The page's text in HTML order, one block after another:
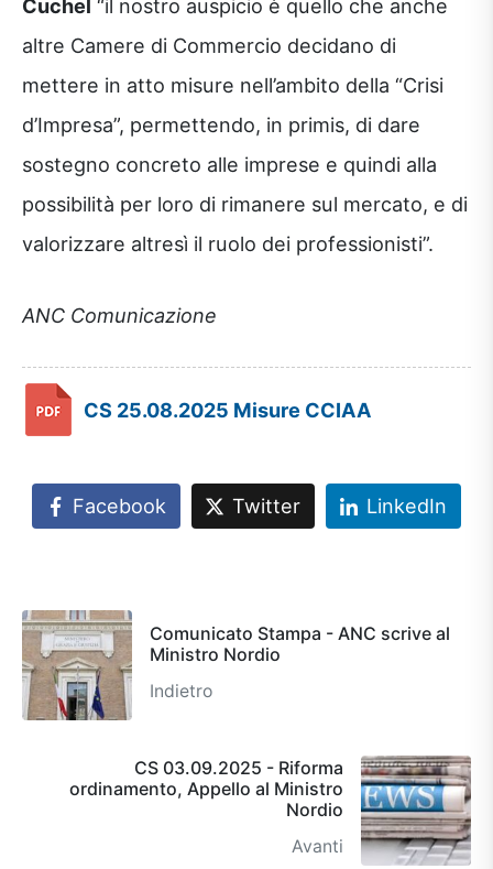
Cuchel “il nostro auspicio è quello che anche
altre Camere di Commercio decidano di
mettere in atto misure nell’ambito della “Crisi
d’Impresa”, permettendo, in primis, di dare
sostegno concreto alle imprese e quindi alla
possibilità per loro di rimanere sul mercato, e di
valorizzare altresì il ruolo dei professionisti”.
ANC Comunicazione
CS 25.08.2025 Misure CCIAA
Facebook Twitter LinkedIn
Comunicato Stampa - ANC scrive al
Ministro Nordio
Indietro
CS 03.09.2025 - Riforma
ordinamento, Appello al Ministro
Nordio
Avanti